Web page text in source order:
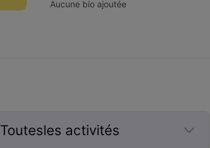
Aucune bio ajoutée
Toutesles activités